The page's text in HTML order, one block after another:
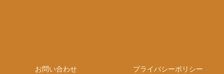
お問い合わせ プライバシーポリシー